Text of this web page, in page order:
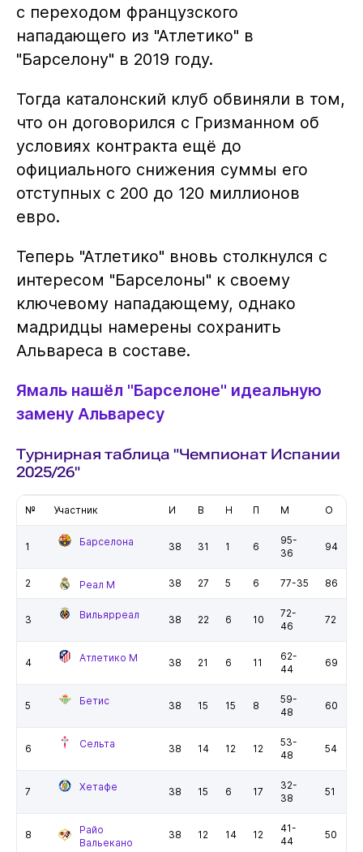
с переходом французского
нападающего из "Атлетико" в
"Барселону" в 2019 году.
Тогда каталонский клуб обвиняли в том,
что он договорился с Гризманном об
условиях контракта ещё до
официального снижения суммы его
отступных с 200 до 120 миллионов
евро.
Теперь "Атлетико" вновь столкнулся с
интересом "Барселоны" к своему
ключевому нападающему, однако
мадридцы намерены сохранить
Альвареса в составе.
Ямаль нашёл "Барселоне" идеальную
замену Альваресу
Турнирная таблица "Чемпионат Испании
2025/26"
№ Участник И В Н П М О
1 Барселона 38 31 1 6
95-
36
94
2 Реал М 38 27 5 6 77-35 86
3 Вильярреал 38 22 6 10
72-
46
72
4 Атлетико М 38 21 6 11
62-
44
69
5 Бетис 38 15 15 8
59-
48
60
6 Сельта 38 14 12 12
53-
48
54
7 Хетафе 38 15 6 17
32-
38
51
8
Райо
Вальекано
38 12 14 12
41-
44
50